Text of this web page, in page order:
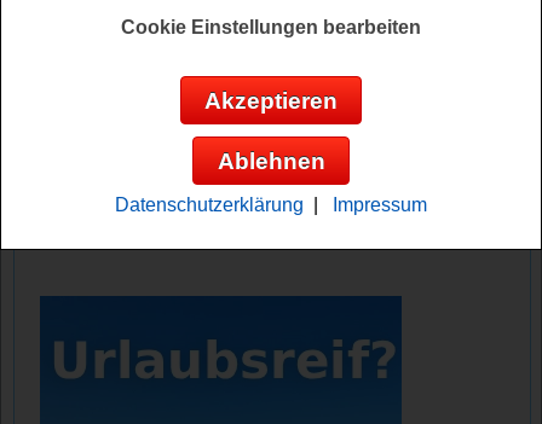
Sie ja Glück und können einen der Lautsprecher
einen Urlaub gewinnen? Viel Spaß beim Rätseln!
Welt verlost schönen Urlaub und tolle
Technik - 3 Teufel Lautsprecher und 3x
einen Hotelaufenthalt
Cookie Einstellungen bearbeiten
Akzeptieren
Ablehnen
Datenschutzerklärung Impressum